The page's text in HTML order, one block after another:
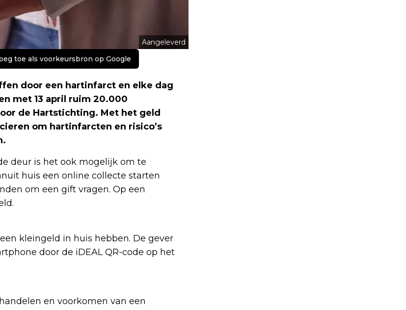
Aangeleverd
toe als voorkeursbron op Google
door een hartinfarct en elke dag
met 13 april ruim 20.000
de Hartstichting. Met het geld
om hartinfarcten en risico’s
deur is het ook mogelijk om te
huis een online collecte starten
om een gift vragen. Op een
kleingeld in huis hebben. De gever
door de iDEAL QR-code op het
en voorkomen van een